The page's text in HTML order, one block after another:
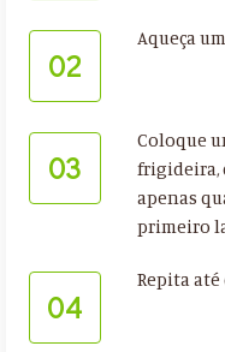
02
Aqueça
03
Coloque
frigideira,
apenas
primeiro
04
Repita até